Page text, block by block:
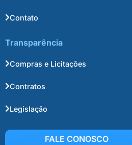
Contato
Transparência
Compras e Licitações
Contratos
Legislação
FALE CONOSCO